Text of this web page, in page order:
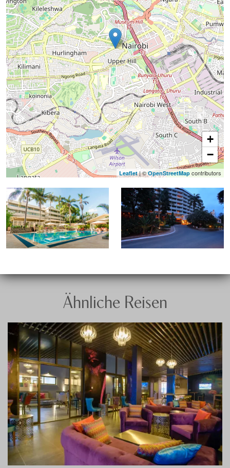
+
−
Leaflet| ©OpenStreetMap contributors
Ähnliche Reisen